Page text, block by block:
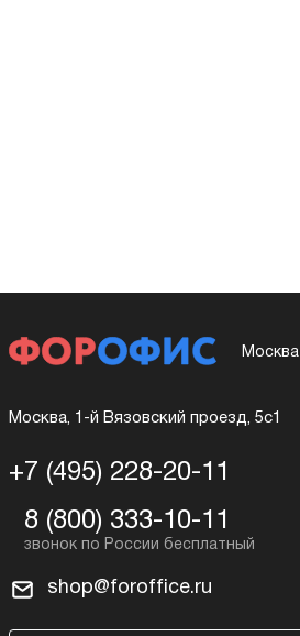
Москва
Москва, 1-й Вязовский проезд, 5с1
+7 (495) 228-20-11
8 (800) 333-10-11
shop@foroffice.ru